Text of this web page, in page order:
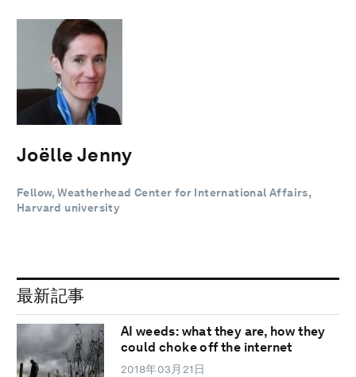
Joëlle Jenny
Fellow, Weatherhead Center for International Affairs,
Harvard university
最新記事
AI weeds: what they are, how they
could choke off the internet
2018年03月21日